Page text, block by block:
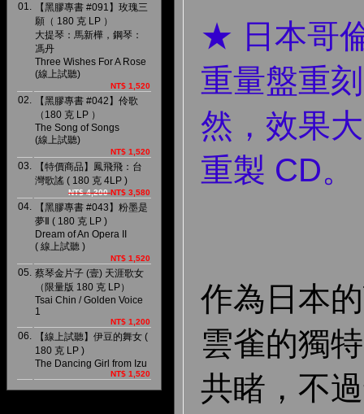
01.
【黑膠專書 #091】玫瑰三
願（ 180 克 LP ）
大提琴：馬新樺，鋼琴：
馮丹
Three Wishes For A Rose
(線上試聽)
NT$ 1,520
02.
【黑膠專書 #042】伶歌
（180 克 LP ）
The Song of Songs
(線上試聽)
NT$ 1,520
03.
【特價商品】鳳飛飛：台
灣歌謠 ( 180 克 4LP )
NT$ 4,200NT$ 3,580
04.
【黑膠專書 #043】粉墨是
夢Ⅱ ( 180 克 LP )
Dream of An Opera II
( 線上試聽 )
NT$ 1,520
05. 蔡琴金片子 (壹) 天涯歌女
（限量版 180 克 LP）
Tsai Chin / Golden Voice
1
NT$ 1,200
06.
【線上試聽】伊豆的舞女 (
180 克 LP )
The Dancing Girl from Izu
NT$ 1,520
★ 日本哥
重量盤重
然，效果
重製 CD。
作為日本
雲雀的獨
共睹，不